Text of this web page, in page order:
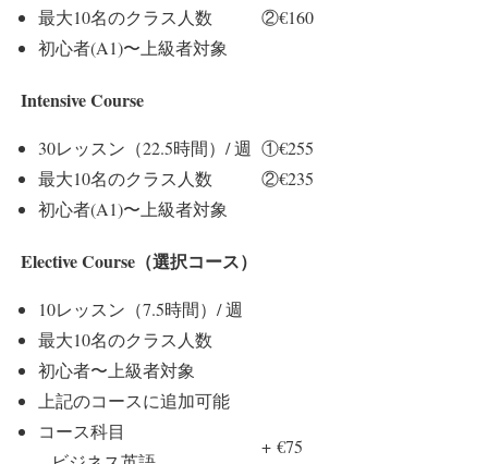
最大10名のクラス人数
初心者(A1)〜上級者対象
②€160
Intensive Course
30レッスン（22.5時間）/ 週
最大10名のクラス人数
初心者(A1)〜上級者対象
①€255
②€235
Elective Course（選択コース）
10レッスン（7.5時間）/ 週
最大10名のクラス人数
初心者〜上級者対象
上記のコースに追加可能
コース科目
+ €75